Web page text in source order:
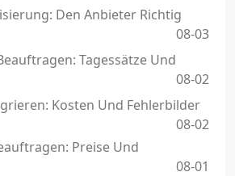
Den Anbieter Richtig
08-03
Tagessätze Und
08-02
Kosten Und Fehlerbilder
08-02
Preise Und
08-01